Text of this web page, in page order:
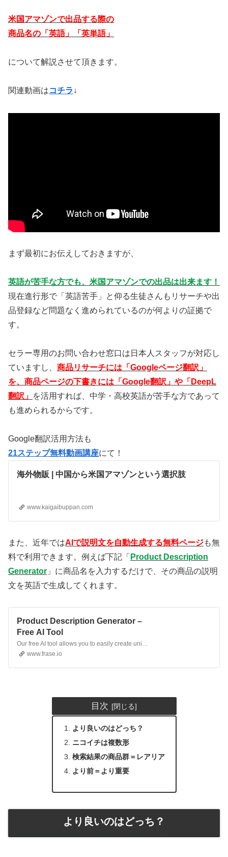
米国アマゾンで出品する際の
商品名の「英語」「英単語」
について解説させて頂きます。
関連動画はコチラ ↓
まず最初にお伝えしておきますが、
英語が苦手な方でも、米国アマゾンでの出品は出来ます！
現在進行形で「英語苦手」と仰る生徒さんもリサーチや出
品登録など問題なく進められているのが何よりの証拠で
す。
セラー専用のお問い合わせ窓口は日本人スタッフが対応し
ていますし、 商品リサーチには「Googleページ翻訳」
を、商品ページの下書きには「Google翻訳」や「DeepL
翻訳」 を活用すれば、中学・高校英語が苦手な方であって
も進められるからです。
Google翻訳活用方法も
21ステップ無料動画講座にて！
海外物販 | 中国から米国アマゾンという選択肢
www.kaigaibuppan.com
また、近年ではAIで説明文を自動生成する無料ページも無
料で利用できます。例えば下記「 Product Description
Generator 」に商品名を入力するだけで、その商品の説明
文を英語で生成してくれます。
Product Description Generator –
Free AI Tool
Our free AI tool allows you to easily create unique descriptions for your product pages. Just enter the product name and let our Frase AI do its magic.
www.frase.io
目次
より良いのはどっち？
ニコイチは複数形
検索結果の商品群＝レアリア
より前＝より重要
より良いのはどっち？